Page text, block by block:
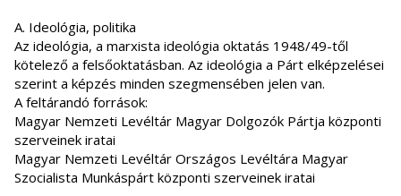
A. Ideológia, politika
Az ideológia, a marxista ideológia oktatás 1948/49-től
kötelező a felsőoktatásban. Az ideológia a Párt elképzelései
szerint a képzés minden szegmensében jelen van.
A feltárandó források:
Magyar Nemzeti Levéltár Magyar Dolgozók Pártja központi
szerveinek iratai
Magyar Nemzeti Levéltár Országos Levéltára Magyar
Szocialista Munkáspárt központi szerveinek iratai